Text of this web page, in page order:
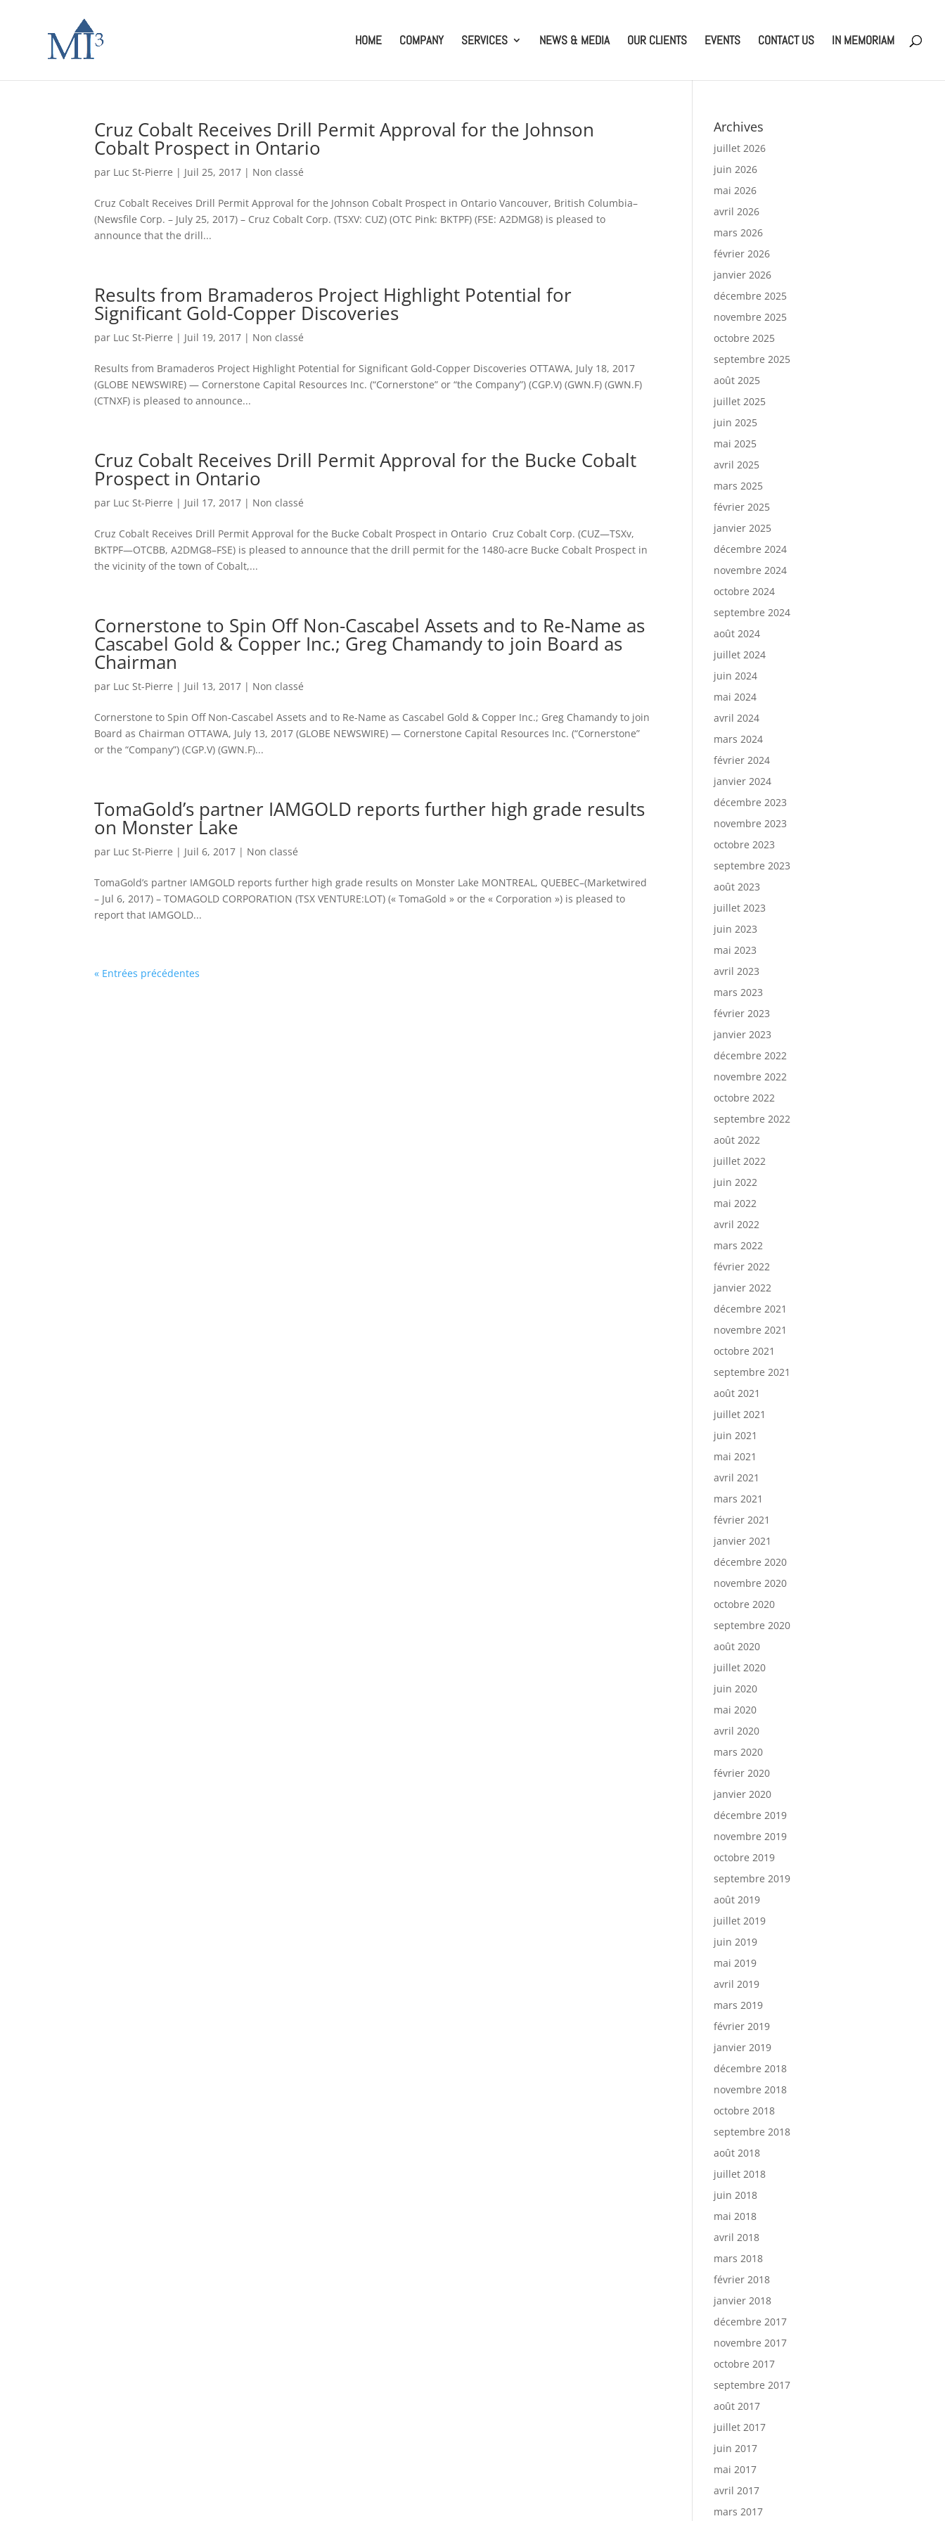
HOME COMPANY SERVICES NEWS & MEDIA OUR CLIENTS EVENTS CONTACT US IN MEMORIAM
Cruz Cobalt Receives Drill Permit Approval for the Johnson
Cobalt Prospect in Ontario
par Luc St-Pierre | Juil 25, 2017 | Non classé
Cruz Cobalt Receives Drill Permit Approval for the Johnson Cobalt Prospect in Ontario Vancouver, British Columbia–
(Newsfile Corp. – July 25, 2017) – Cruz Cobalt Corp. (TSXV: CUZ) (OTC Pink: BKTPF) (FSE: A2DMG8) is pleased to
announce that the drill...
Results from Bramaderos Project Highlight Potential for
Significant Gold-Copper Discoveries
par Luc St-Pierre | Juil 19, 2017 | Non classé
Results from Bramaderos Project Highlight Potential for Significant Gold-Copper Discoveries OTTAWA, July 18, 2017
(GLOBE NEWSWIRE) — Cornerstone Capital Resources Inc. (“Cornerstone” or “the Company”) (CGP.V) (GWN.F) (GWN.F)
(CTNXF) is pleased to announce...
Cruz Cobalt Receives Drill Permit Approval for the Bucke Cobalt
Prospect in Ontario
par Luc St-Pierre | Juil 17, 2017 | Non classé
Cruz Cobalt Receives Drill Permit Approval for the Bucke Cobalt Prospect in Ontario Cruz Cobalt Corp. (CUZ—TSXv,
BKTPF—OTCBB, A2DMG8–FSE) is pleased to announce that the drill permit for the 1480-acre Bucke Cobalt Prospect in
the vicinity of the town of Cobalt,...
Cornerstone to Spin Off Non-Cascabel Assets and to Re-Name as
Cascabel Gold & Copper Inc.; Greg Chamandy to join Board as
Chairman
par Luc St-Pierre | Juil 13, 2017 | Non classé
Cornerstone to Spin Off Non-Cascabel Assets and to Re-Name as Cascabel Gold & Copper Inc.; Greg Chamandy to join
Board as Chairman OTTAWA, July 13, 2017 (GLOBE NEWSWIRE) — Cornerstone Capital Resources Inc. (“Cornerstone”
or the “Company”) (CGP.V) (GWN.F)...
TomaGold’s partner IAMGOLD reports further high grade results
on Monster Lake
par Luc St-Pierre | Juil 6, 2017 | Non classé
TomaGold’s partner IAMGOLD reports further high grade results on Monster Lake MONTREAL, QUEBEC–(Marketwired
– Jul 6, 2017) – TOMAGOLD CORPORATION (TSX VENTURE:LOT) (« TomaGold » or the « Corporation ») is pleased to
report that IAMGOLD...
« Entrées précédentes
Archives
juillet 2026
juin 2026
mai 2026
avril 2026
mars 2026
février 2026
janvier 2026
décembre 2025
novembre 2025
octobre 2025
septembre 2025
août 2025
juillet 2025
juin 2025
mai 2025
avril 2025
mars 2025
février 2025
janvier 2025
décembre 2024
novembre 2024
octobre 2024
septembre 2024
août 2024
juillet 2024
juin 2024
mai 2024
avril 2024
mars 2024
février 2024
janvier 2024
décembre 2023
novembre 2023
octobre 2023
septembre 2023
août 2023
juillet 2023
juin 2023
mai 2023
avril 2023
mars 2023
février 2023
janvier 2023
décembre 2022
novembre 2022
octobre 2022
septembre 2022
août 2022
juillet 2022
juin 2022
mai 2022
avril 2022
mars 2022
février 2022
janvier 2022
décembre 2021
novembre 2021
octobre 2021
septembre 2021
août 2021
juillet 2021
juin 2021
mai 2021
avril 2021
mars 2021
février 2021
janvier 2021
décembre 2020
novembre 2020
octobre 2020
septembre 2020
août 2020
juillet 2020
juin 2020
mai 2020
avril 2020
mars 2020
février 2020
janvier 2020
décembre 2019
novembre 2019
octobre 2019
septembre 2019
août 2019
juillet 2019
juin 2019
mai 2019
avril 2019
mars 2019
février 2019
janvier 2019
décembre 2018
novembre 2018
octobre 2018
septembre 2018
août 2018
juillet 2018
juin 2018
mai 2018
avril 2018
mars 2018
février 2018
janvier 2018
décembre 2017
novembre 2017
octobre 2017
septembre 2017
août 2017
juillet 2017
juin 2017
mai 2017
avril 2017
mars 2017